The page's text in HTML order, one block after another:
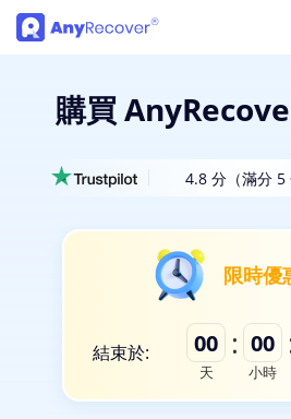
購買
4.8 分（滿分 5
限時優
結束於: 00
天
: 00
小時